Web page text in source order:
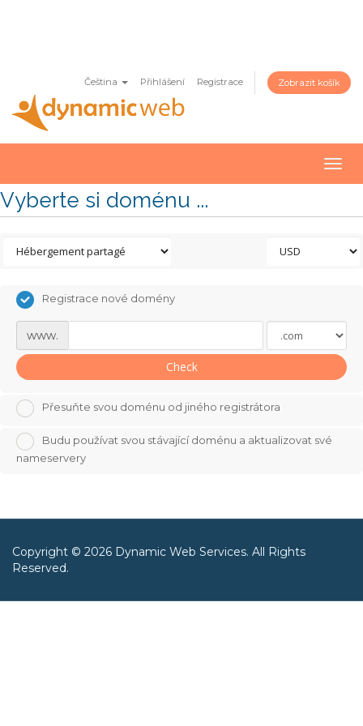
Čeština Přihlášení Registrace Zobrazit košík
Vyberte si doménu ...
Registrace nové domény
www.
Check
Přesuňte svou doménu od jiného registrátora
Budu používat svou stávající doménu a aktualizovat své
nameservery
Copyright © 2026 Dynamic Web Services. All Rights
Reserved.